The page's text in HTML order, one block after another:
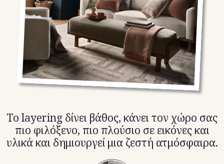
Το layering δίνει βάθος, κάνει τον χώρο σας
πιο φιλόξενο, πιο πλούσιο σε εικόνες και
υλικά και δημιουργεί μια ζεστή ατμόσφαιρα.